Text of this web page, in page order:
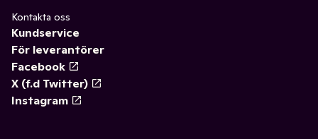
Kontakta oss
Kundservice
För leverantörer
Facebook
X (f.d Twitter)
Instagram